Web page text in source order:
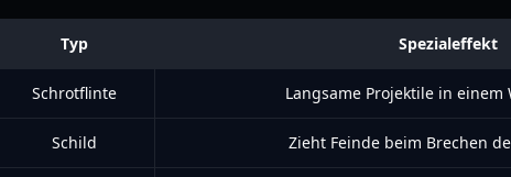
Typ Spezialeffekt
Schrotflinte Langsame Projektile in einem
Schild Zieht Feinde beim Brechen